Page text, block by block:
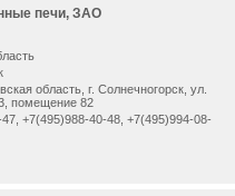
печи, ЗАО
oблacть, г. Сoлнeчнoгopcк, ул.
помещение 82
+7(495)988-40-48, +7(495)994-08-